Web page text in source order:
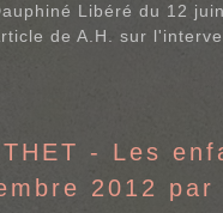
Libéré du 12
de A.H. sur
- Les
2012 par